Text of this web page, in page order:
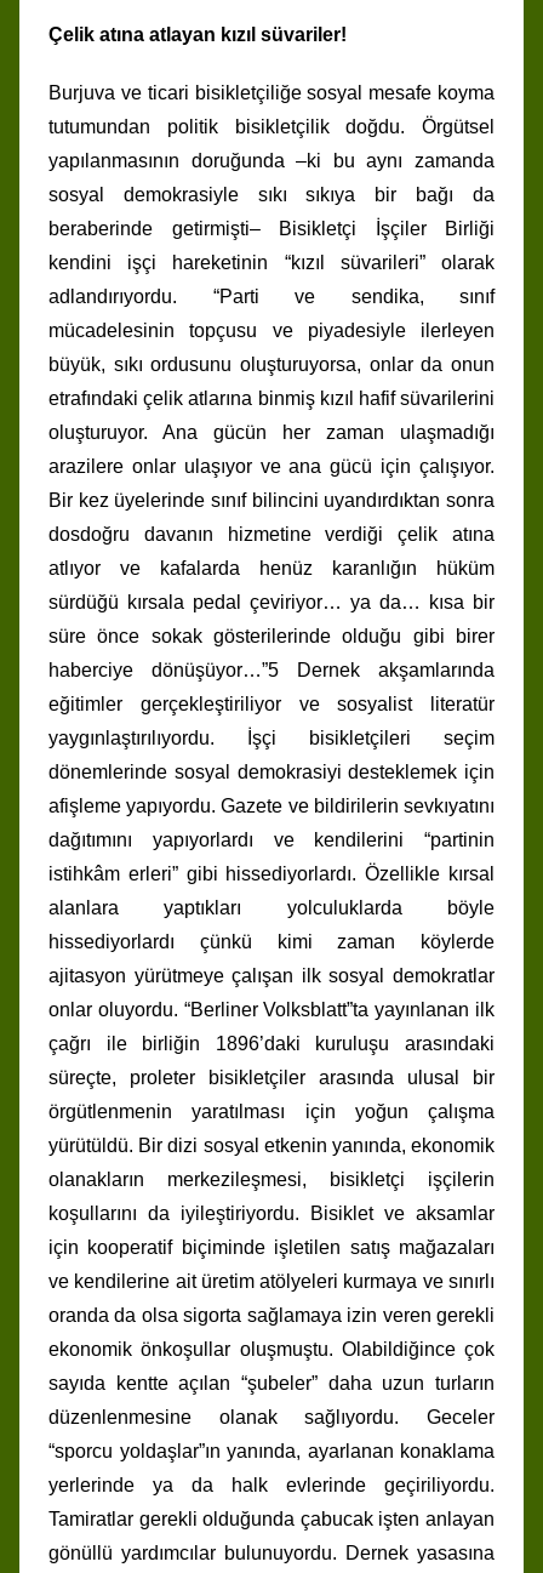
Çelik atına atlayan kızıl süvariler!
Burjuva ve ticari bisikletçiliğe sosyal mesafe koyma
tutumundan politik bisikletçilik doğdu. Örgütsel
yapılanmasının doruğunda –ki bu aynı zamanda
sosyal demokrasiyle sıkı sıkıya bir bağı da
beraberinde getirmişti– Bisikletçi İşçiler Birliği
kendini işçi hareketinin “kızıl süvarileri” olarak
adlandırıyordu. “Parti ve sendika, sınıf
mücadelesinin topçusu ve piyadesiyle ilerleyen
büyük, sıkı ordusunu oluşturuyorsa, onlar da onun
etrafındaki çelik atlarına binmiş kızıl hafif süvarilerini
oluşturuyor. Ana gücün her zaman ulaşmadığı
arazilere onlar ulaşıyor ve ana gücü için çalışıyor.
Bir kez üyelerinde sınıf bilincini uyandırdıktan sonra
dosdoğru davanın hizmetine verdiği çelik atına
atlıyor ve kafalarda henüz karanlığın hüküm
sürdüğü kırsala pedal çeviriyor… ya da… kısa bir
süre önce sokak gösterilerinde olduğu gibi birer
haberciye dönüşüyor…”5 Dernek akşamlarında
eğitimler gerçekleştiriliyor ve sosyalist literatür
yaygınlaştırılıyordu. İşçi bisikletçileri seçim
dönemlerinde sosyal demokrasiyi desteklemek için
afişleme yapıyordu. Gazete ve bildirilerin sevkıyatını
dağıtımını yapıyorlardı ve kendilerini “partinin
istihkâm erleri” gibi hissediyorlardı. Özellikle kırsal
alanlara yaptıkları yolculuklarda böyle
hissediyorlardı çünkü kimi zaman köylerde
ajitasyon yürütmeye çalışan ilk sosyal demokratlar
onlar oluyordu. “Berliner Volksblatt”ta yayınlanan ilk
çağrı ile birliğin 1896’daki kuruluşu arasındaki
süreçte, proleter bisikletçiler arasında ulusal bir
örgütlenmenin yaratılması için yoğun çalışma
yürütüldü. Bir dizi sosyal etkenin yanında, ekonomik
olanakların merkezileşmesi, bisikletçi işçilerin
koşullarını da iyileştiriyordu. Bisiklet ve aksamlar
için kooperatif biçiminde işletilen satış mağazaları
ve kendilerine ait üretim atölyeleri kurmaya ve sınırlı
oranda da olsa sigorta sağlamaya izin veren gerekli
ekonomik önkoşullar oluşmuştu. Olabildiğince çok
sayıda kentte açılan “şubeler” daha uzun turların
düzenlenmesine olanak sağlıyordu. Geceler
“sporcu yoldaşlar”ın yanında, ayarlanan konaklama
yerlerinde ya da halk evlerinde geçiriliyordu.
Tamiratlar gerekli olduğunda çabucak işten anlayan
gönüllü yardımcılar bulunuyordu. Dernek yasasına